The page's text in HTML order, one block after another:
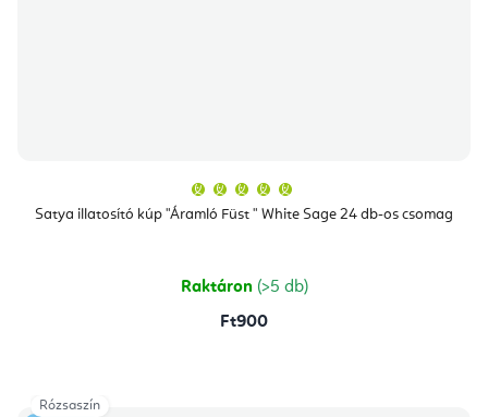
Satya illatosító kúp "Áramló Füst " White Sage 24 db-os csomag
átlagos
értékelése
csillag.
Raktáron (>5 db)
Ft900
Rózsaszín